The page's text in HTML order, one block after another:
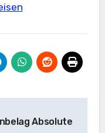
Absolute